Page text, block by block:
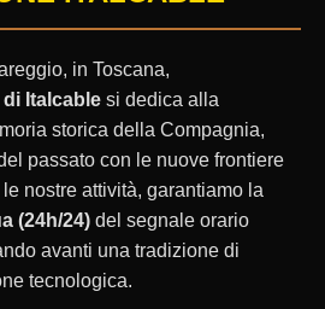
in Toscana,
Italcable si dedica alla
storica della Compagnia,
passato con le nuove frontiere
nostre attività, garantiamo la
(24h/24) del segnale orario
avanti una tradizione di
tecnologica.